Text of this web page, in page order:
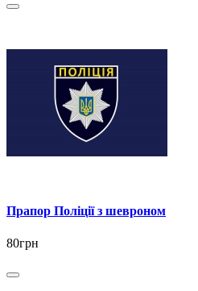
Прапор Поліції з шевроном
80грн